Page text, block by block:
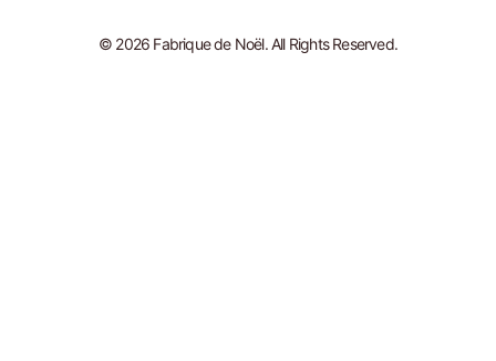
© 2026 Fabrique de Noël. All Rights Reserved.